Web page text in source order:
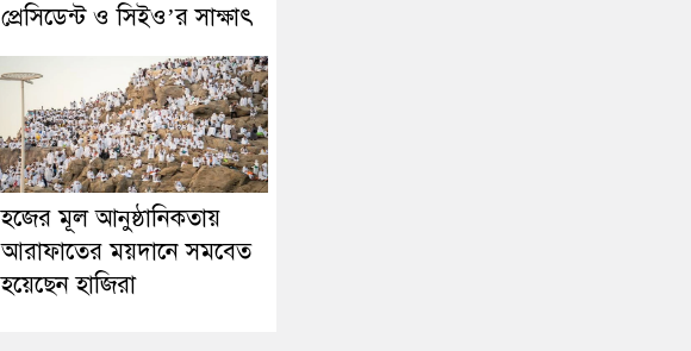
প্রেসিডেন্ট ও সিইও’র সাক্ষাৎ
হজের মূল আনুষ্ঠানিকতায়
আরাফাতের ময়দানে সমবেত
হয়েছেন হাজিরা